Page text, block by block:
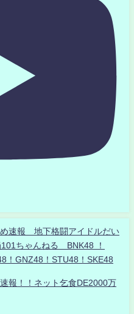
速報 地下格闘アイドルだい
ちゃんねる BNK48 ！
！GNZ48！STU48！SKE48
報！！ネット乞食DE2000万